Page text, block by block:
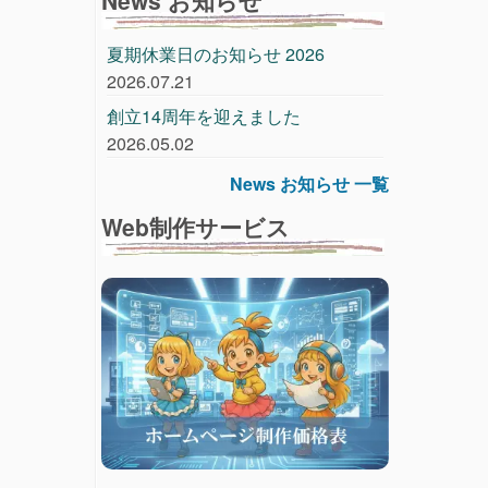
夏期休業日のお知らせ 2026
2026.07.21
創立14周年を迎えました
2026.05.02
News お知らせ 一覧
Web制作サービス